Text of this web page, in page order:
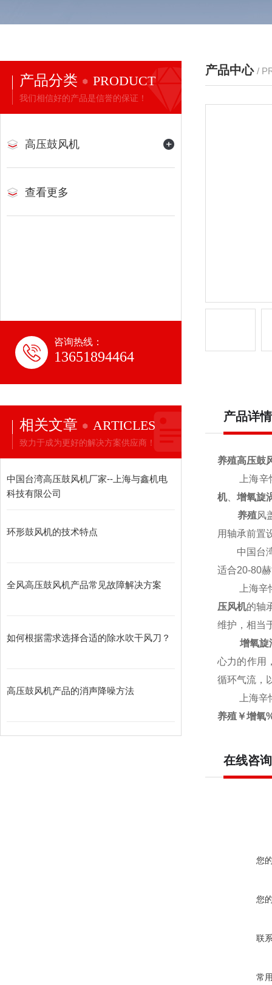
产品分类 PRODUCT
我们相信好的产品是信誉的保证！
高压鼓风机
查看更多
咨询热线：
13651894464
相关文章 ARTICLES
致力于成为更好的解决方案供应商！
中国台湾高压鼓风机厂家--上海与鑫机电
科技有限公司
环形鼓风机的技术特点
全风高压鼓风机产品常见故障解决方案
如何根据需求选择合适的除水吹干风刀？
高压鼓风机产品的消声降噪方法
产品中心 /
产品详情
养殖高压鼓
上海辛
机、 增氧旋
养殖风
用轴承前置
中国台湾
适合20-80
上海辛
压风机的轴
维护，相当
增氧旋
心力的作用
循环气流，
上海辛恪
养殖￥增氧
在线咨询
您
您
联
常